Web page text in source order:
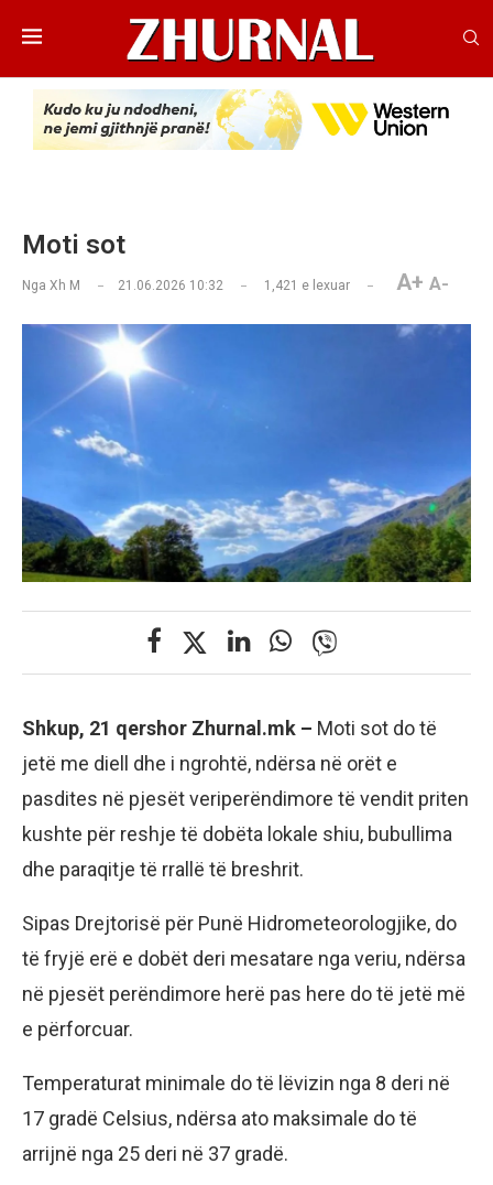
Moti sot
Nga Xh M 21.06.2026 10:32 1,421 e lexuar A+ A-
Shkup, 21 qershor Zhurnal.mk – Moti sot do të
jetë me diell dhe i ngrohtë, ndërsa në orët e
pasdites në pjesët veriperëndimore të vendit priten
kushte për reshje të dobëta lokale shiu, bubullima
dhe paraqitje të rrallë të breshrit.
Sipas Drejtorisë për Punë Hidrometeorologjike, do
të fryjë erë e dobët deri mesatare nga veriu, ndërsa
në pjesët perëndimore herë pas here do të jetë më
e përforcuar.
Temperaturat minimale do të lëvizin nga 8 deri në
17 gradë Celsius, ndërsa ato maksimale do të
arrijnë nga 25 deri në 37 gradë.